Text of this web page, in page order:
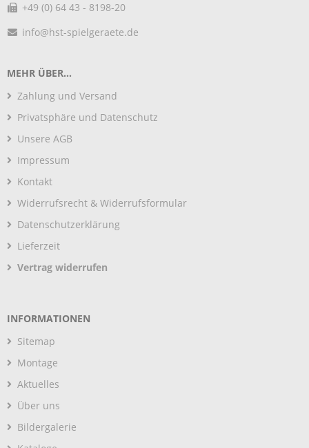
+49 (0) 64 43 - 8198-20
info@hst-spielgeraete.de
MEHR ÜBER...
Zahlung und Versand
Privatsphäre und Datenschutz
Unsere AGB
Impressum
Kontakt
Widerrufsrecht & Widerrufsformular
Datenschutzerklärung
Lieferzeit
Vertrag widerrufen
INFORMATIONEN
Sitemap
Montage
Aktuelles
Über uns
Bildergalerie